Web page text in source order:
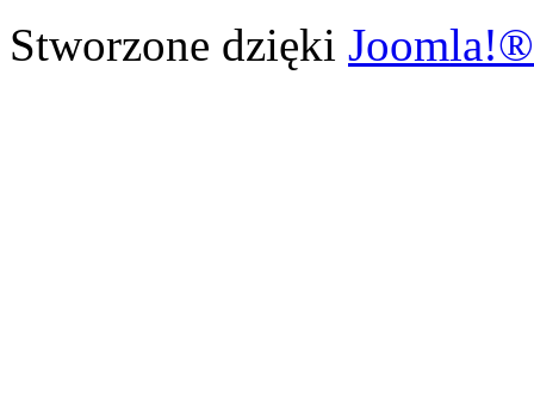
Stworzone dzięki Joomla!®